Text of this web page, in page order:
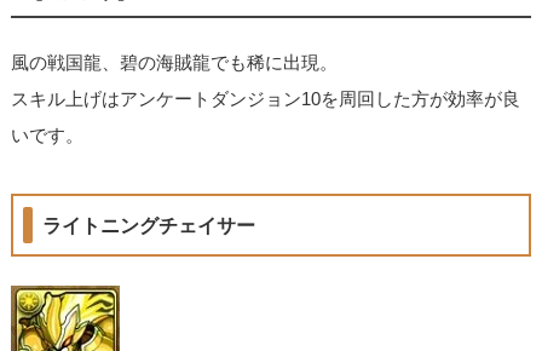
風の戦国龍、碧の海賊龍でも稀に出現。
スキル上げはアンケートダンジョン10を周回した方が効率が良
いです。
ライトニングチェイサー